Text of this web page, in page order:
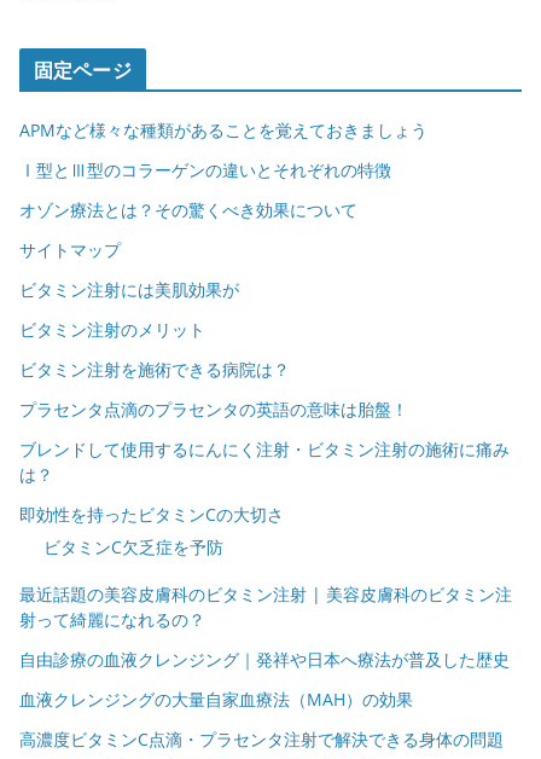
固定ページ
APMなど様々な種類があることを覚えておきましょう
Ⅰ型とⅢ型のコラーゲンの違いとそれぞれの特徴
オゾン療法とは？その驚くべき効果について
サイトマップ
ビタミン注射には美肌効果が
ビタミン注射のメリット
ビタミン注射を施術できる病院は？
プラセンタ点滴のプラセンタの英語の意味は胎盤！
ブレンドして使用するにんにく注射・ビタミン注射の施術に痛み
は？
即効性を持ったビタミンCの大切さ
ビタミンC欠乏症を予防
最近話題の美容皮膚科のビタミン注射 | 美容皮膚科のビタミン注
射って綺麗になれるの？
自由診療の血液クレンジング｜発祥や日本へ療法が普及した歴史
血液クレンジングの大量自家血療法（MAH）の効果
高濃度ビタミンC点滴・プラセンタ注射で解決できる身体の問題